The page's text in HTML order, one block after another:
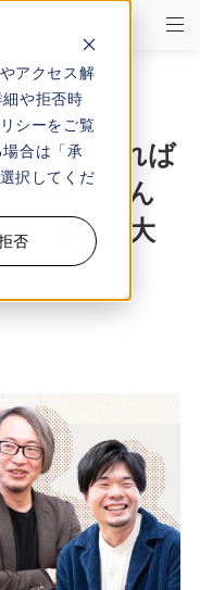
アクセス解
や拒否時
シーをご覧
合は「承
択してくだ
否
人さえいれば
、稲田さん
活用で大